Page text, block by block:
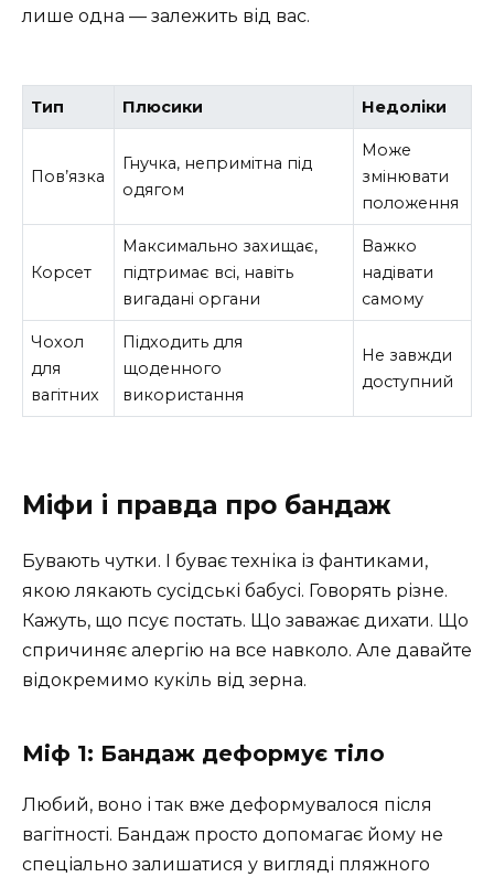
лише одна — залежить від вас.
Тип Плюсики Недоліки
Пов’язка
Гнучка, непримітна під
одягом
Може
змінювати
положення
Корсет
Максимально захищає,
підтримає всі, навіть
вигадані органи
Важко
надівати
самому
Чохол
для
вагітних
Підходить для
щоденного
використання
Не завжди
доступний
Міфи і правда про бандаж
Бувають чутки. І буває техніка із фантиками,
якою лякають сусідські бабусі. Говорять різне.
Кажуть, що псує постать. Що заважає дихати. Що
спричиняє алергію на все навколо. Але давайте
відокремимо кукіль від зерна.
Міф 1: Бандаж деформує тіло
Любий, воно і так вже деформувалося після
вагітності. Бандаж просто допомагає йому не
спеціально залишатися у вигляді пляжного